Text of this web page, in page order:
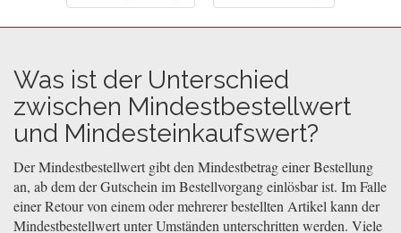
Was ist der Unterschied
zwischen Mindestbestellwert
und Mindesteinkaufswert?
Der Mindestbestellwert gibt den Mindestbetrag einer Bestellung
an, ab dem der Gutschein im Bestellvorgang einlösbar ist. Im Falle
einer Retour von einem oder mehrerer bestellten Artikel kann der
Mindestbestellwert unter Umständen unterschritten werden. Viele